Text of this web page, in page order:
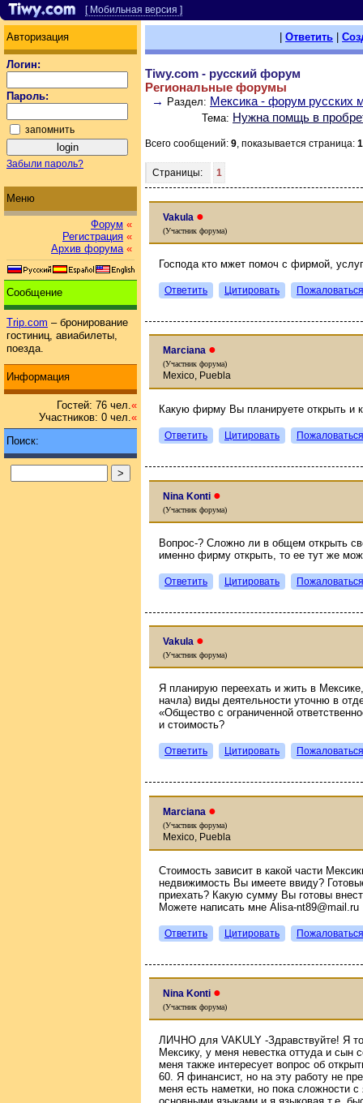
[ Мобильная версия ]
Авторизация
Логин:
Пароль:
запомнить
Забыли пароль?
Меню
Форум «
Регистрация «
Архив форума «
Сообщение
Trip.com – бронирование
гостиниц, авиабилеты,
поезда.
Информация
Гостей: 76 чел.«
Участников: 0 чел.«
Поиск:
Ответить
Tiwy.com - русский форум
Региональные форумы
→ Раздел: Мексика - форум русских
Тема: Нужна помщь в
Всего сообщений: 9, показывается страница: 1
Страницы: 1
Vakula ●
(Участник форума)
Господа кто мжет помоч с фирмой,
Ответить Цитировать Пожаловаться
Marciana ●
(Участник форума)
Mexico, Puebla
Какую фирму Вы планируете открыть и
Ответить Цитировать Пожаловаться
Nina Konti ●
(Участник форума)
Вопрос-? Сложно ли в общем открыть
именно фирму открыть, то ее тут же
Ответить Цитировать Пожаловаться
Vakula ●
(Участник форума)
Я планирую переехать и жить в
начла) виды деятельности уточню в
«Общество с ограниченной
и стоимость?
Ответить Цитировать Пожаловаться
Marciana ●
(Участник форума)
Mexico, Puebla
Стоимость зависит в какой части
недвижимость Вы имеете ввиду?
приехать? Какую сумму Вы готовы
Можете написать мне Alisa-nt89@mail.ru
Ответить Цитировать Пожаловаться
Nina Konti ●
(Участник форума)
ЛИЧНО для VAKULY -Здравствуйте! Я
Мексику, у меня невестка оттуда и сын
меня также интересует вопрос об
60. Я финансист, но на эту работу не
меня есть наметки, но пока сложности